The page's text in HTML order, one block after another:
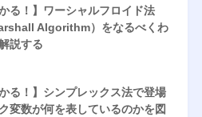
る！】ワーシャルフロイド法
Algorithm）をなるべくわ
説する
かる！】シンプレックス法で登場
変数が何を表しているのかを図